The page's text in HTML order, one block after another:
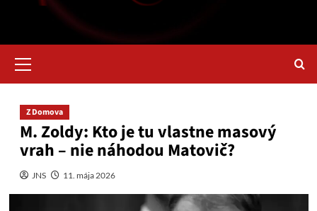
Menu
Z Domova
M. Zoldy: Kto je tu vlastne masový
vrah – nie náhodou Matovič?
JNS 11. mája 2026